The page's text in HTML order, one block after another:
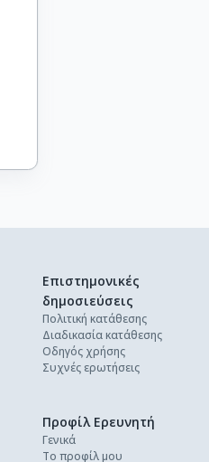
Επιστημονικές
δημοσιεύσεις
Πολιτική κατάθεσης
Διαδικασία κατάθεσης
Οδηγός χρήσης
Συχνές ερωτήσεις
Προφίλ Ερευνητή
Γενικά
Το προφίλ μου